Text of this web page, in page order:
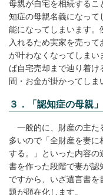
母親が自宅を相続する
知症の母親名義になっ
能になってしまいます。
入れるため実家を売っ
が叶わなくなってしま
ば自宅売却まで辿り着
間・お金が掛かってしま
３．「認知症の母親
一般的に、財産の主た
多いので「全財産を妻
する。」といった内容
書を作った段階で妻が
ですから、いざ遺言書を
題が顕在化します。